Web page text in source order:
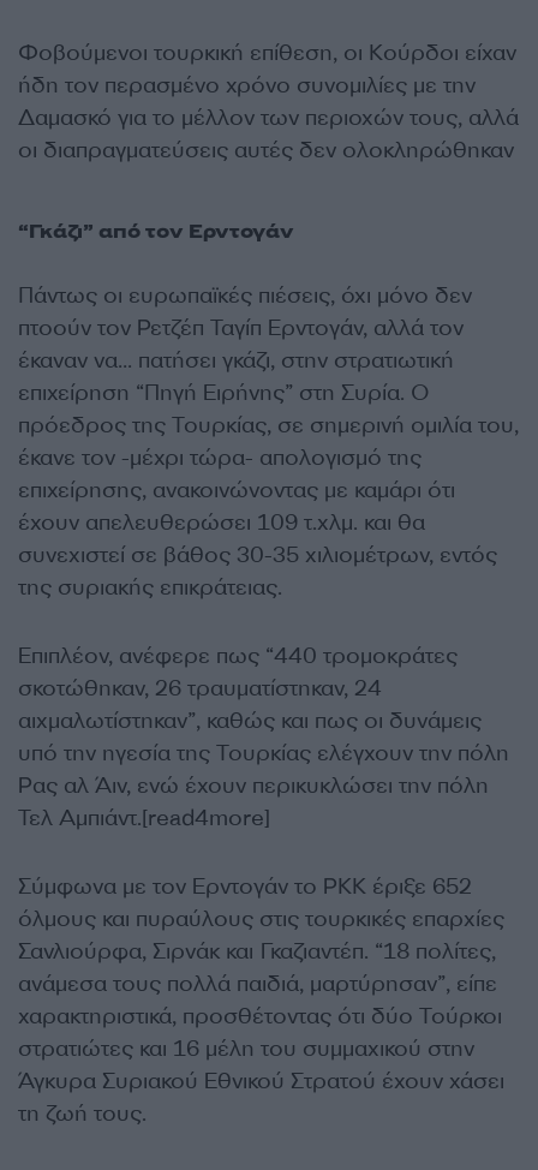
Φοβούμενοι τουρκική επίθεση, οι Κούρδοι είχαν
ήδη τον περασμένο χρόνο συνομιλίες με την
Δαμασκό για το μέλλον των περιοχών τους, αλλά
οι διαπραγματεύσεις αυτές δεν ολοκληρώθηκαν
“Γκάζι” από τον Ερντογάν
Πάντως οι ευρωπαϊκές πιέσεις, όχι μόνο δεν
πτοούν τον Ρετζέπ Ταγίπ Ερντογάν, αλλά τον
έκαναν να… πατήσει γκάζι, στην στρατιωτική
επιχείρηση “Πηγή Ειρήνης” στη Συρία. Ο
πρόεδρος της Τουρκίας, σε σημερινή ομιλία του,
έκανε τον -μέχρι τώρα- απολογισμό της
επιχείρησης, ανακοινώνοντας με καμάρι ότι
έχουν απελευθερώσει 109 τ.χλμ. και θα
συνεχιστεί σε βάθος 30-35 χιλιομέτρων, εντός
της συριακής επικράτειας.
Επιπλέον, ανέφερε πως “440 τρομοκράτες
σκοτώθηκαν, 26 τραυματίστηκαν, 24
αιχμαλωτίστηκαν”, καθώς και πως οι δυνάμεις
υπό την ηγεσία της Τουρκίας ελέγχουν την πόλη
Ρας αλ Άιν, ενώ έχουν περικυκλώσει την πόλη
Τελ Αμπιάντ.[read4more]
Σύμφωνα με τον Ερντογάν το ΡΚΚ έριξε 652
όλμους και πυραύλους στις τουρκικές επαρχίες
Σανλιούρφα, Σιρνάκ και Γκαζιαντέπ. “18 πολίτες,
ανάμεσα τους πολλά παιδιά, μαρτύρησαν”, είπε
χαρακτηριστικά, προσθέτοντας ότι δύο Τούρκοι
στρατιώτες και 16 μέλη του συμμαχικού στην
Άγκυρα Συριακού Εθνικού Στρατού έχουν χάσει
τη ζωή τους.